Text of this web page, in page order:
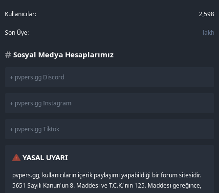
Kullanıcılar 2,598
Son Üye lakh
Sosyal Medya Hesaplarımız
+ pvpers.gg Discord
+ pvpers.gg Instagram
+ pvpers.gg Tiktok
YASAL UYARI
pvpers.gg, kullanıcıların içerik paylaşımı yapabildiği bir forum sitesidir.
5651 Sayılı Kanun'un 8. Maddesi ve T.C.K.'nın 125. Maddesi gereğince,